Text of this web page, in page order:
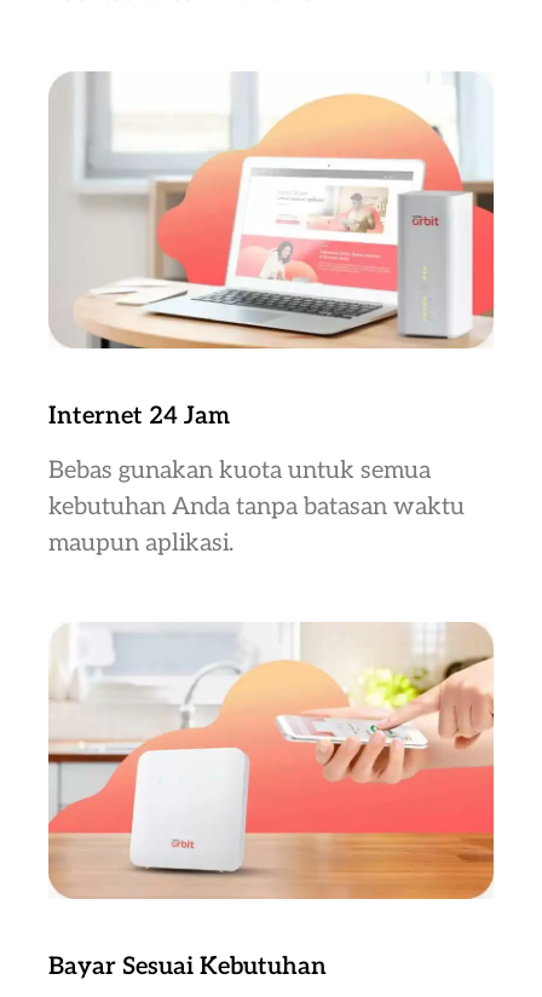
Internet 24 Jam
Bebas gunakan kuota untuk semua
kebutuhan Anda tanpa batasan waktu
maupun aplikasi.
Bayar Sesuai Kebutuhan